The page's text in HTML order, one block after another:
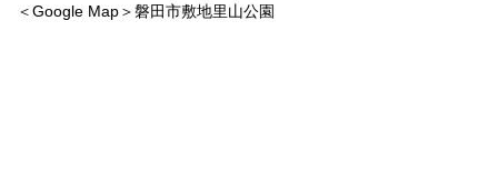
＜Google Map＞磐田市敷地里山公園